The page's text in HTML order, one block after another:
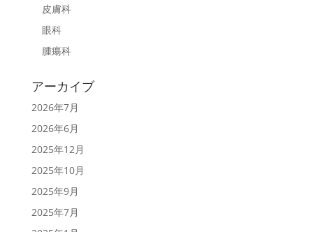
皮膚科
眼科
腫瘍科
アーカイブ
2026年7月
2026年6月
2025年12月
2025年10月
2025年9月
2025年7月